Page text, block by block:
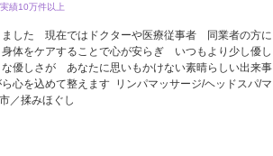
績10万件以上
ました 現在ではドクターや医療従事者 同業者の方に
体をケアすることで心が安らぎ いつもより少し優し
な優しさが あなたに思いもかけない素晴らしい出来事
心を込めて整えます リンパマッサージ/ヘッドスパ/マ
／揉みほぐし